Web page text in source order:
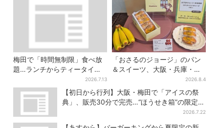
梅田で「時間無制限」食べ放
題…ランチからティータイム
までノンストップで約60種を
満喫
2026.7.13
「おさるのジョージ」のパン
＆スイーツ、大阪・兵庫・京
都限定で【きょうから】発売
スタート
2026.8.4
【初日から行列】大阪・梅田で「アイスの祭
典」、販売30分で完売…“ほうせき箱”の限定メ
2026.7.22